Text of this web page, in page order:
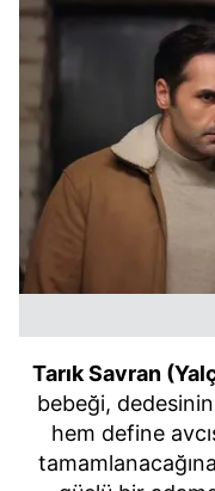
Tarık Savran
bebeği,
hem define